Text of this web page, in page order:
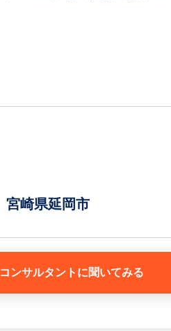
宮崎県延岡市
コンサルタントに聞いてみる